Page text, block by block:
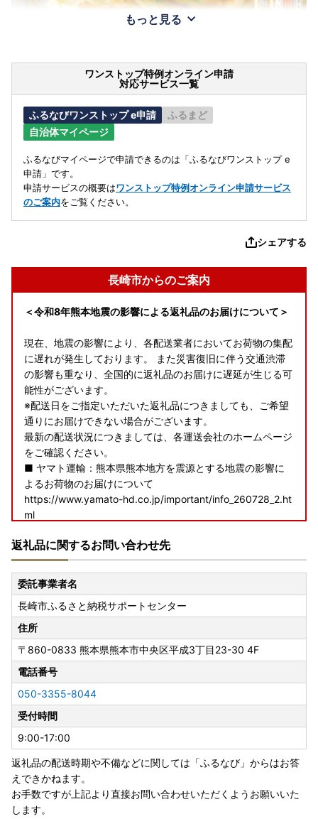
もっと見る
ワンストップ特例オンライン申請
対応サービス一覧
ふるなびワンストップ e申請
ふるまど
自治体マイページ
ふるなびマイページで申請できるのは「ふるなびワンストップ e
申請」です。
申請サービスの概要はワンストップ特例オンライン申請サービス
のご案内をご覧ください。
シェアする
長崎市からのご案内
＜令和8年熊本地震の影響による返礼品のお届けについて＞
現在、地震の影響により、各配送業者においてお荷物の集配
に遅れが発生しております。 また災害復旧に伴う交通渋滞
の影響も重なり、全国的に返礼品のお届けに遅延が生じる可
能性がございます。
※配送日をご指定いただいた返礼品につきましても、ご希望
通りにお届けできない場合がございます。
最新の配送状況につきましては、各運送会社のホームページ
をご確認ください。
■ ヤマト運輸：熊本県熊本地方を震源とする地震の影響に
よるお荷物のお届けについて
https://www.yamato-hd.co.jp/important/info_260728_2.ht
ml
https://www2.sagawa-exp.co.jp/information/detail/406/
■ 日本郵便（ゆうパック）：熊本県熊本地方を震源とする
地震の影響について
https://www.post.japanpost.jp/newsrelease/pressrelease/
9879629480.html
寄附者の皆様にはご不便、ご迷惑をおかけし誠に申し訳ござ
いませんが、何卒ご理解賜りますようお願い申し上げます。
【申し込みについて】
・原則、お申込み後のキャンセルはできません。寄附金額の
入力間違いや二重申込み、お礼の品の誤選択にはご注意くだ
さい。
・万が一、お申込み完了後に内容変更（配送先変更含む）が
生じた際は必ず問い合わせ窓口までご連絡をお願いいたしま
す。
※マイページ上のみで変更された情報は反映されませんので
ご注意ください。
返礼品に関するお問い合わせ先
委託事業者名
長崎市ふるさと納税サポートセンター
住所
〒860-0833 熊本県熊本市中央区平成3丁目23-30 4F
電話番号
050-3355-8044
受付時間
9:00-17:00
返礼品の配送時期や不備などに関しては「ふるなび」からはお答
えできかねます。
お手数ですが上記より直接お問い合わせいただくようお願いいた
します。